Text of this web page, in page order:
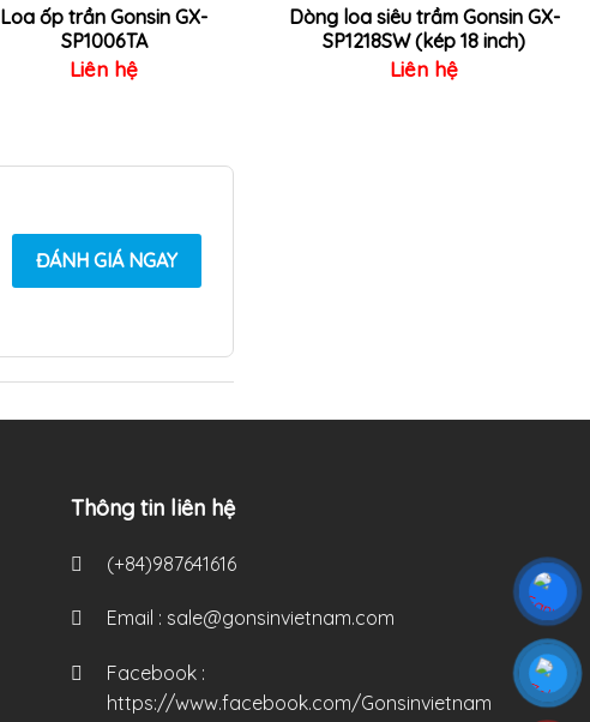
Loa ốp trần Gonsin GX-
SP1006TA
Liên hệ
Dòng loa siêu trầm Gonsin GX-
SP1218SW (kép 18 inch)
Liên hệ
ĐÁNH GIÁ NGAY
Thông tin liên hệ
(+84)987641616
Email : sale@gonsinvietnam.com
Facebook :
https://www.facebook.com/Gonsinvietnam